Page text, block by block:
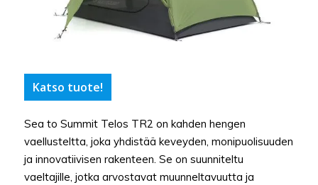
Katso tuote!
Sea to Summit Telos TR2 on kahden hengen
vaellusteltta, joka yhdistää keveyden, monipuolisuuden
ja innovatiivisen rakenteen. Se on suunniteltu
vaeltajille, jotka arvostavat muunneltavuutta ja